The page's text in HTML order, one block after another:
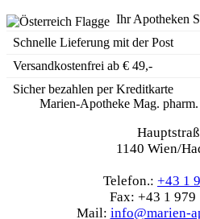
Ihr Apotheken
Schnelle Lieferung mit der Post
Versandkostenfrei ab € 49,-
Sicher bezahlen per Kreditkarte
Marien-Apotheke Mag.
1140 Wien/
Telefon.: +43 1
Fax: +43 1 979
Mail: info@marien-